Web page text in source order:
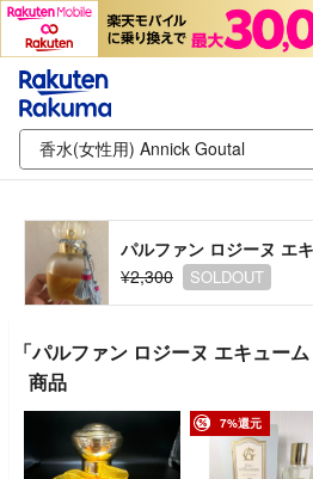
パルファン ロジーヌ エ
¥2,300
SOLDOUT
「パルファン ロジーヌ エキュー
商品
7%還元